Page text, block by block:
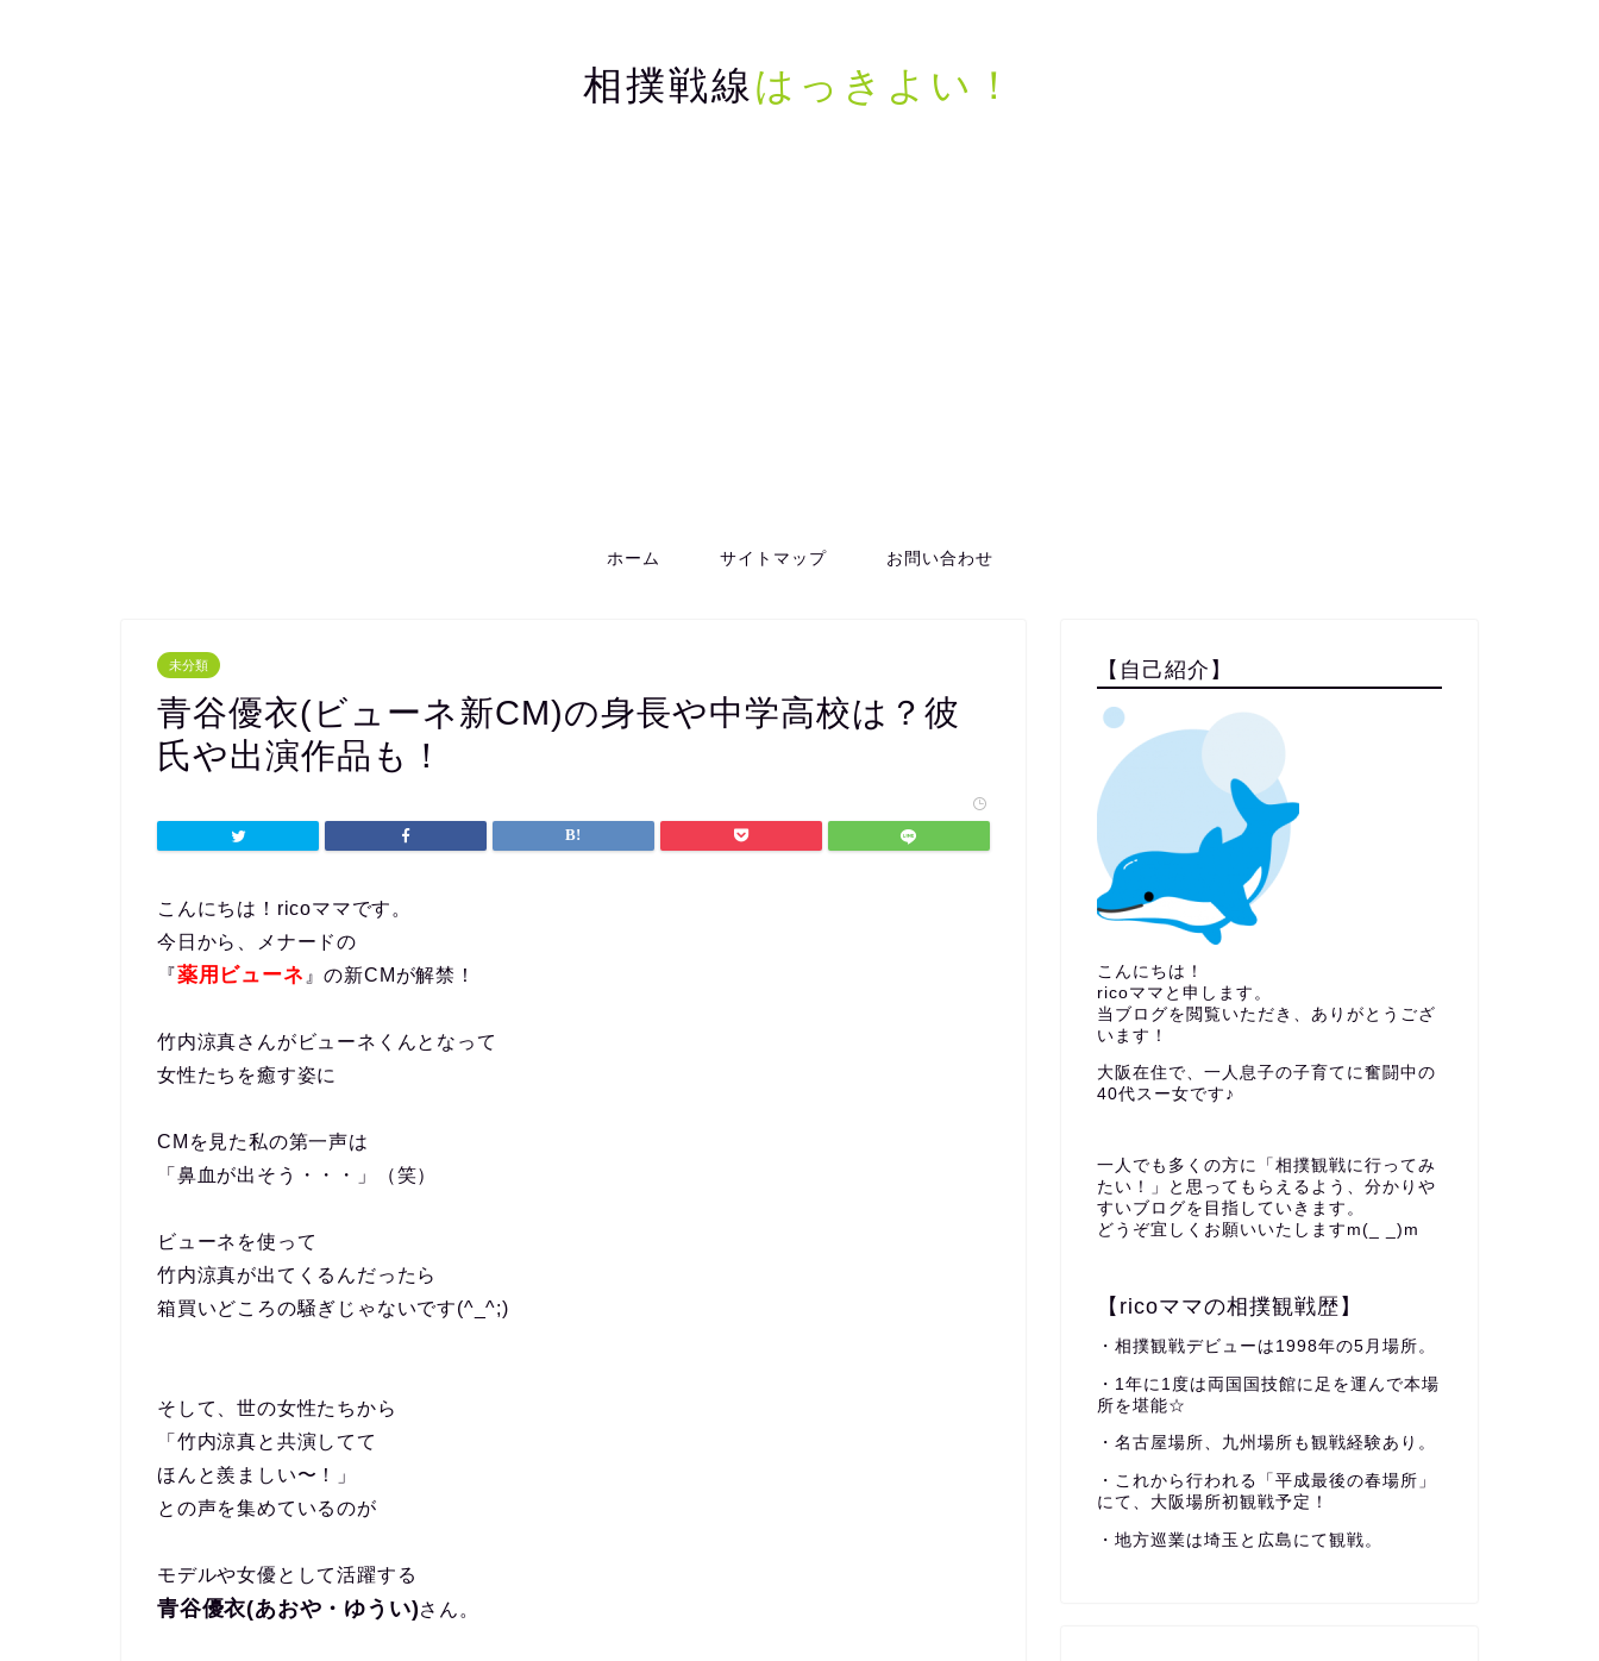
相撲戦線はっきよい！
ホーム サイトマップ お問い合わせ
未分類
青谷優衣(ビューネ新CM)の身長や中学高校は？彼
氏や出演作品も！
こんにちは！ricoママです。
今日から、メナードの
『薬用ビューネ 』の新CMが解禁！
竹内涼真さんがビューネくんとなって
女性たちを癒す姿に
CMを見た私の第一声は
「鼻血が出そう・・・」（笑）
ビューネを使って
竹内涼真が出てくるんだったら
箱買いどころの騒ぎじゃないです(^_^;)
そして、世の女性たちから
「竹内涼真と共演してて
ほんと羨ましい〜！」
との声を集めているのが
モデルや女優として活躍する
青谷優衣(あおや・ゆうい)さん。
【自己紹介】
こんにちは！
ricoママと申します。
当ブログを閲覧いただき、ありがとうござ
います！
大阪在住で、一人息子の子育てに奮闘中の
40代スー女です♪
一人でも多くの方に「相撲観戦に行ってみ
たい！」と思ってもらえるよう、分かりや
すいブログを目指していきます。
どうぞ宜しくお願いいたしますm(_ _)m
【ricoママの相撲観戦歴】
・相撲観戦デビューは1998年の5月場所。
・1年に1度は両国国技館に足を運んで本場
所を堪能☆
・名古屋場所、九州場所も観戦経験あり。
・これから行われる「平成最後の春場所」
にて、大阪場所初観戦予定！
・地方巡業は埼玉と広島にて観戦。